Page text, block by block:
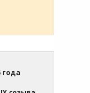
года